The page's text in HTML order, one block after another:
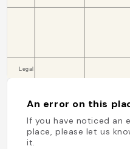
An error on this
If you have noticed an
place, please let us
it.